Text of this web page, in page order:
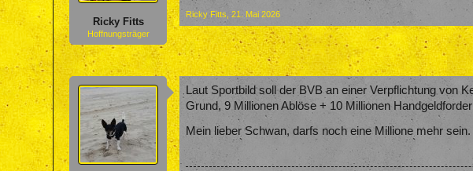
Ricky Fitts
Hoffnungsträger
Ricky Fitts 21. Mai 2026
Laut Sportbild soll der BVB an einer Verpflichtung von
Grund, 9 Millionen Ablöse + 10 Millionen
Mein lieber Schwan, darfs noch eine Millione mehr sein.